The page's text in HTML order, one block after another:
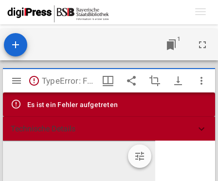
1
Mirador
Viewer
TypeError: Failed to fetch
Es ist ein Fehler aufgetreten
Technische Details